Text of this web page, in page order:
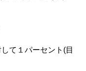
て１パーセント(目